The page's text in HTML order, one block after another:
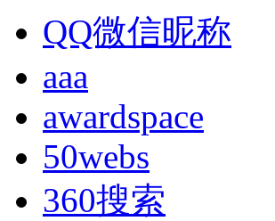
QQ微信昵称
aaa
awardspace
50webs
360搜索